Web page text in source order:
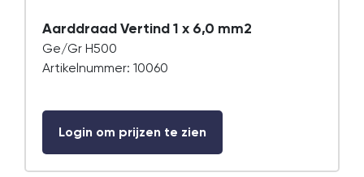
Aarddraad Vertind 1 x 6,0 mm2
Ge/Gr H500
Artikelnummer: 10060
Login om prijzen te zien